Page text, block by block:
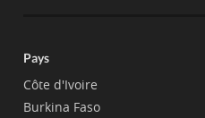
Pays
Côte d'Ivoire
Burkina Faso